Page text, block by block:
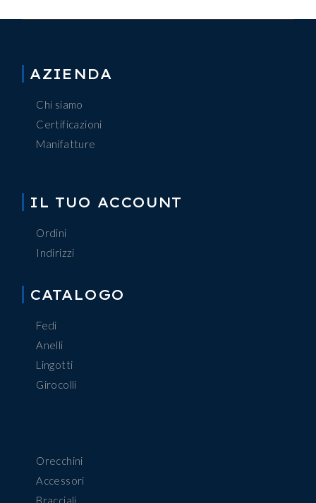
AZIENDA
Chi siamo
Certificazioni
Manifatture
IL TUO ACCOUNT
Ordini
Indirizzi
CATALOGO
Fedi
Anelli
Lingotti
Girocolli
Orecchini
Accessori
Bracciali